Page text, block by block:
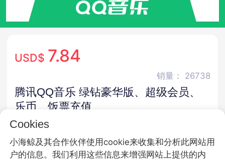
USD$ 7.84
销量： 26738
腾讯QQ音乐 绿钻豪华版、超级会员、
乐币、饭票充值
官方直充 · 30天保价 · 极速发货 · 24小时充值
商品规格
Cookies
小海鲸及其合作伙伴使用cookie来收集和分析此网站用
户的信息。我们利用这些信息来增强网站上提供的内